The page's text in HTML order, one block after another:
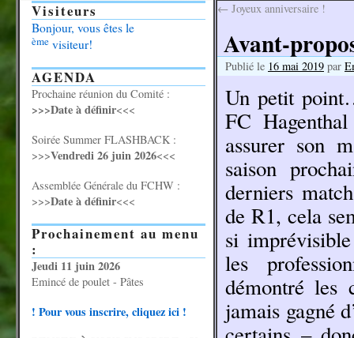
← Joyeux anniversaire !
Avant-
Publié le 16 mai 2019 par
Un petit
FC
assurer son
saison
derniers
de R1, cela
si
les
démontré les
jamais gagné
Visiteurs
Bonjour, vous êtes le
ème visiteur!
AGENDA
Prochaine réunion du Comité :
>>>Date à définir<<<
Soirée Summer FLASHBACK :
>>>Vendredi 26 juin 2026<<<
Assemblée Générale du FCHW :
>>>Date à définir<<<
Prochainement au menu
:
Jeudi 11 juin 2026
Emincé de poulet - Pâtes
! Pour vous inscrire, cliquez ici !